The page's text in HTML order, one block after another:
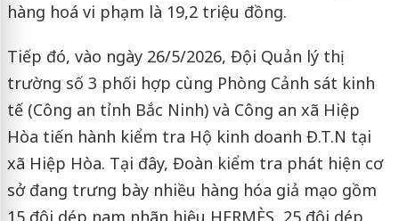
hàng hoá vi phạm là 19,2 triệu đồng.
Tiếp đó, vào ngày 26/5/2026, Đội Quản lý thị
trường số 3 phối hợp cùng Phòng Cảnh sát kinh
tế (Công an tỉnh Bắc Ninh) và Công an xã Hiệp
Hòa tiến hành kiểm tra Hộ kinh doanh Đ.T.N tại
xã Hiệp Hòa. Tại đây, Đoàn kiểm tra phát hiện cơ
sở đang trưng bày nhiều hàng hóa giả mạo gồm
15 đôi dép nam nhãn hiệu HERMÈS, 25 đôi dép